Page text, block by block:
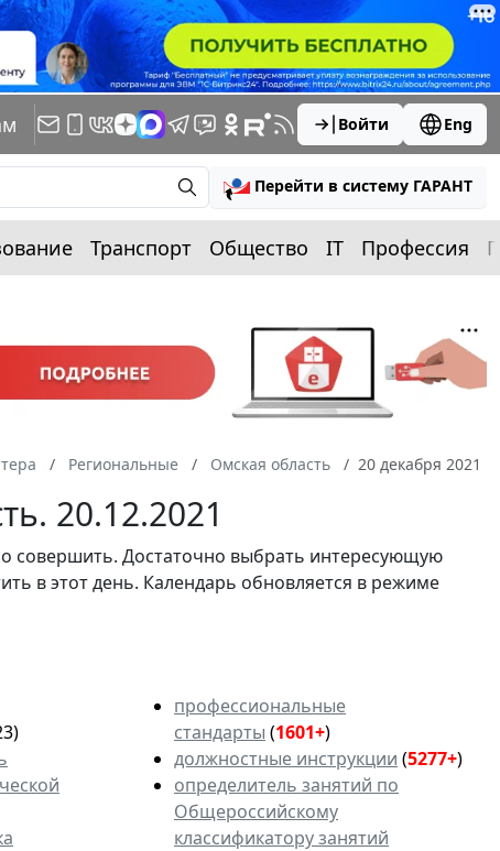
Войти Eng
Перейти в систему ГАРАНТ
Транспорт Общество IT Профессия
Региональные Омская область 20 декабря 2021
20.12.2021
совершить. Достаточно выбрать интересующую
в этот день. Календарь обновляется в режиме
профессиональные
стандарты (1601+)
должностные инструкции (5277+)
определитель занятий по
Общероссийскому
классификатору занятий